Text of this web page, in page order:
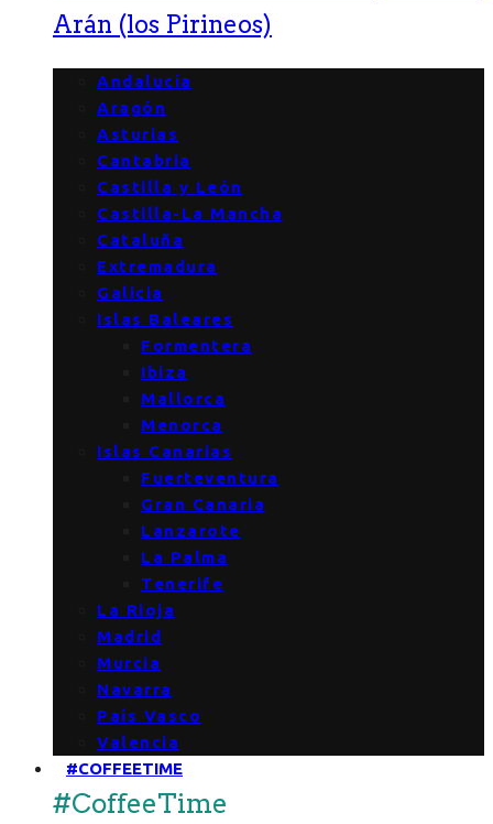
Arán (los Pirineos)
Andalucía
Aragón
Asturias
Cantabria
Castilla y León
Castilla-La Mancha
Cataluña
Extremadura
Galicia
Islas Baleares
Formentera
Ibiza
Mallorca
Menorca
Islas Canarias
Fuerteventura
Gran Canaria
Lanzarote
La Palma
Tenerife
La Rioja
Madrid
Murcia
Navarra
País Vasco
Valencia
#COFFEETIME
#CoffeeTime